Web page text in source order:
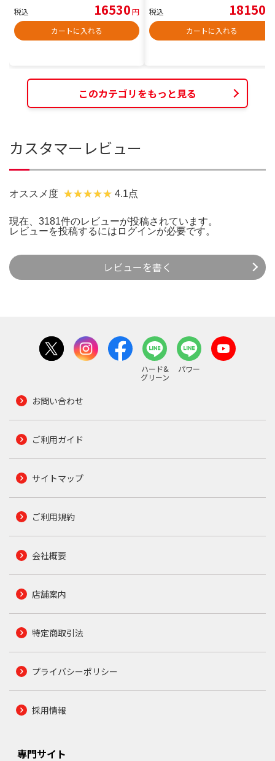
税込 16530円
カートに入れる
税込 18150
カートに入れる
このカテゴリをもっと見る
カスタマーレビュー
オススメ度 4.1点
現在、3181件のレビューが投稿されています。
レビューを投稿するには ログインが必要です。
レビューを書く
ハード&
グリーン
パワー
お問い合わせ
ご利用ガイド
サイトマップ
ご利用規約
会社概要
店舗案内
特定商取引法
プライバシーポリシー
採用情報
専門サイト